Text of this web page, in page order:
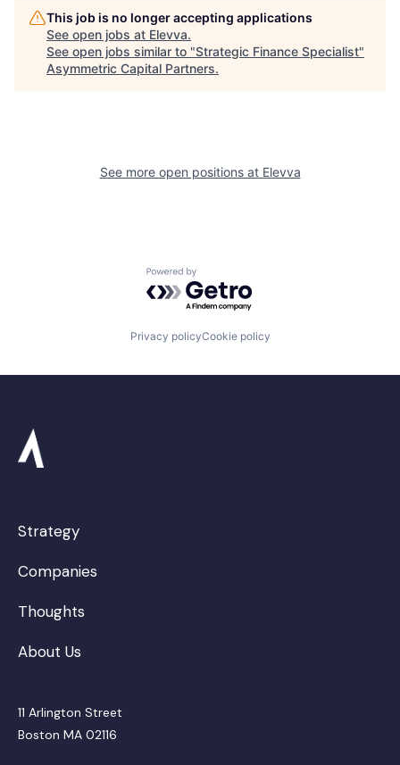
This job is no longer accepting applications
See open jobs at Elevva.
See open jobs similar to "Strategic Finance Specialist"
Asymmetric Capital Partners.
See more open positions at Elevva
Powered by Getro.com
Privacy policyCookie policy
Strategy
Companies
Thoughts
About Us
11 Arlington Street
Boston MA 02116